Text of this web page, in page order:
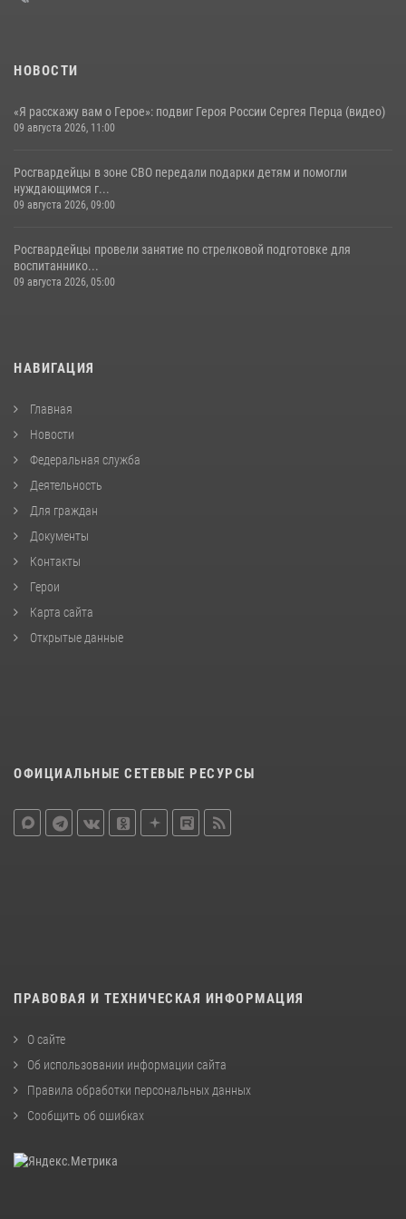
НОВОСТИ
«Я расскажу вам о Герое»: подвиг Героя России Сергея Перца (видео)
09 августа 2026, 11:00
Росгвардейцы в зоне СВО передали подарки детям и помогли
нуждающимся г...
09 августа 2026, 09:00
Росгвардейцы провели занятие по стрелковой подготовке для
воспитаннико...
09 августа 2026, 05:00
НАВИГАЦИЯ
Главная
Новости
Федеральная служба
Деятельность
Для граждан
Документы
Контакты
Герои
Карта сайта
Открытые данные
ОФИЦИАЛЬНЫЕ СЕТЕВЫЕ РЕСУРСЫ
ПРАВОВАЯ И ТЕХНИЧЕСКАЯ ИНФОРМАЦИЯ
О сайте
Об использовании информации сайта
Правила обработки персональных данных
Сообщить об ошибках